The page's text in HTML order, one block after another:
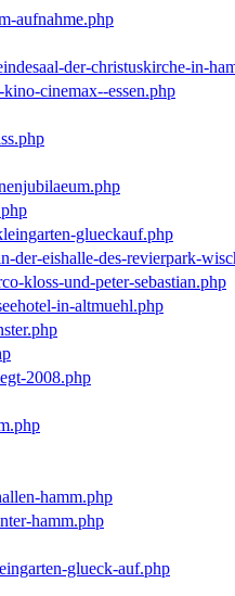
aufnahme.php
der-christuskirche-in-
cinemax--essen.php
glueckauf.php
der-eishalle-des-revierpark-
kloss-und-peter-sebastian.php
in-altmuehl.php
2008.php
hamm.php
hamm.php
glueck-auf.php